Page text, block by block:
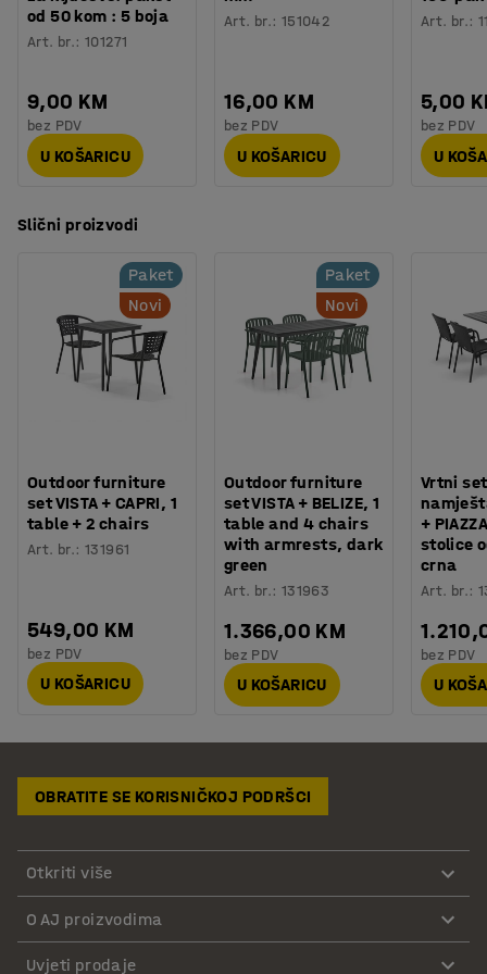
od 50 kom : 5 boja
Art. br.:101271
9,00 KM
bez PDV
U KOŠARICU
Art. br.: 151042
16,00 KM
bez PDV
U KOŠARICU
Art. br.:
5,00
bez PDV
U
Slični proizvodi
Paket
Novi
Outdoor furniture
set VISTA + CAPRI, 1
table + 2 chairs
Art. br.:131961
549,00 KM
bez PDV
U KOŠARICU
Paket
Novi
Outdoor furniture
set VISTA + BELIZE, 1
table and 4 chairs
with armrests, dark
green
Art. br.: 131963
1.366,00 KM
bez PDV
U KOŠARICU
Vrtni set
+
stolice
crna
Art. br.:
bez PDV
U
OBRATITE SE KORISNIČKOJ PODRŠCI
Otkriti više
O AJ proizvodima
Uvjeti prodaje